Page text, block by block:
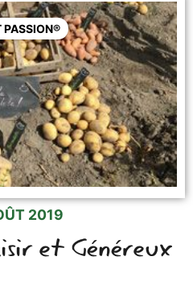
PASSION®
2019
et Généreux